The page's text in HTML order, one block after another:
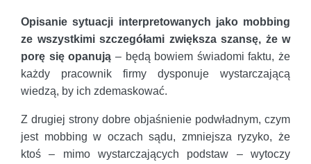
Opisanie sytuacji interpretowanych jako mobbing
ze wszystkimi szczegółami zwiększa szansę, że w
porę się opanują – będą bowiem świadomi faktu, że
każdy pracownik firmy dysponuje wystarczającą
wiedzą, by ich zdemaskować.
Z drugiej strony dobre objaśnienie podwładnym, czym
jest mobbing w oczach sądu, zmniejsza ryzyko, że
ktoś – mimo wystarczających podstaw – wytoczy